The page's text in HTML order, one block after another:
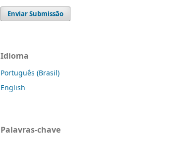
Enviar Submissão
Idioma
Português (Brasil)
English
Palavras-chave